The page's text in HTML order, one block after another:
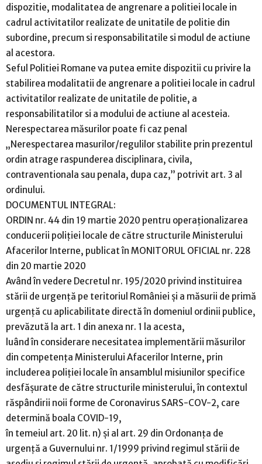
dispozitie, modalitatea de angrenare a politiei locale in
cadrul activitatilor realizate de unitatile de politie din
subordine, precum si responsabilitatile si modul de actiune
al acestora.
Seful Politiei Romane va putea emite dispozitii cu privire la
stabilirea modalitatii de angrenare a politiei locale in cadrul
activitatilor realizate de unitatile de politie, a
responsabilitatilor si a modului de actiune al acesteia.
Nerespectarea măsurilor poate fi caz penal
„Nerespectarea masurilor/regulilor stabilite prin prezentul
ordin atrage raspunderea disciplinara, civila,
contraventionala sau penala, dupa caz,” potrivit art. 3 al
ordinului.
DOCUMENTUL INTEGRAL:
ORDIN nr. 44 din 19 martie 2020 pentru operaționalizarea
conducerii poliției locale de către structurile Ministerului
Afacerilor Interne, publicat în MONITORUL OFICIAL nr. 228
din 20 martie 2020
Având în vedere Decretul nr. 195/2020 privind instituirea
stării de urgență pe teritoriul României și a măsurii de primă
urgență cu aplicabilitate directă în domeniul ordinii publice,
prevăzută la art. 1 din anexa nr. 1 la acesta,
luând în considerare necesitatea implementării măsurilor
din competența Ministerului Afacerilor Interne, prin
includerea poliției locale în ansamblul misiunilor specifice
desfășurate de către structurile ministerului, în contextul
răspândirii noii forme de Coronavirus SARS-COV-2, care
determină boala COVID-19,
în temeiul art. 20 lit. n) și al art. 29 din Ordonanța de
urgență a Guvernului nr. 1/1999 privind regimul stării de